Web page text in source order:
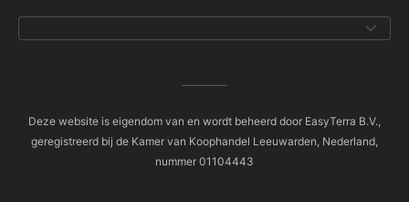
Deze website is eigendom van en wordt beheerd door EasyTerra B.V.,
geregistreerd bij de Kamer van Koophandel Leeuwarden, Nederland,
nummer 01104443